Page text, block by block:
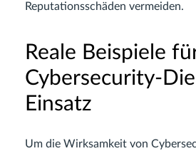
Reputationsschäden vermeiden.
Reale Beispiele
Cybersecurity-
Einsatz
Um die Wirksamkeit von